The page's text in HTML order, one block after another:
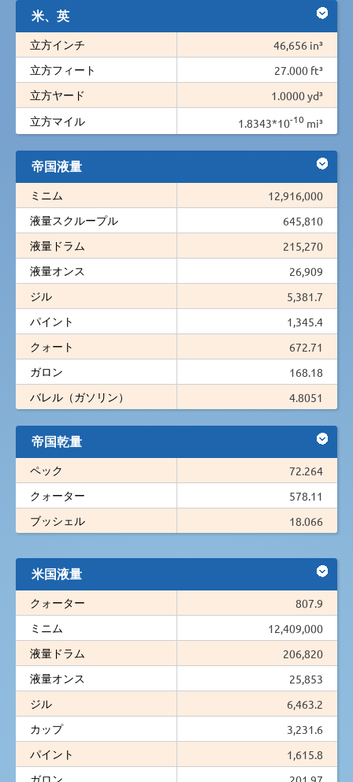
米、英
立方インチ
46,656 in³
立方フィート
27.000 ft³
立方ヤード
1.0000 yd³
立方マイル
1.8343*10-10 mi³
帝国液量
ミニム
12,916,000
液量スクループル
645,810
液量ドラム
215,270
液量オンス
26,909
ジル
5,381.7
パイント
1,345.4
クォート
672.71
ガロン
168.18
バレル（ガソリン）
4.8051
帝国乾量
ペック
72.264
クォーター
578.11
ブッシェル
18.066
米国液量
クォーター
807.9
ミニム
12,409,000
液量ドラム
206,820
液量オンス
25,853
ジル
6,463.2
カップ
3,231.6
パイント
1,615.8
ガロン